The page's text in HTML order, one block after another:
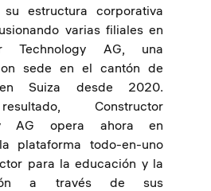
su estructura corporativa
varias filiales en
Technology AG, una
sede en el cantón de
Suiza desde 2020.
Constructor
AG opera ahora en
plataforma todo-en-uno
para la educación y la
a través de sus